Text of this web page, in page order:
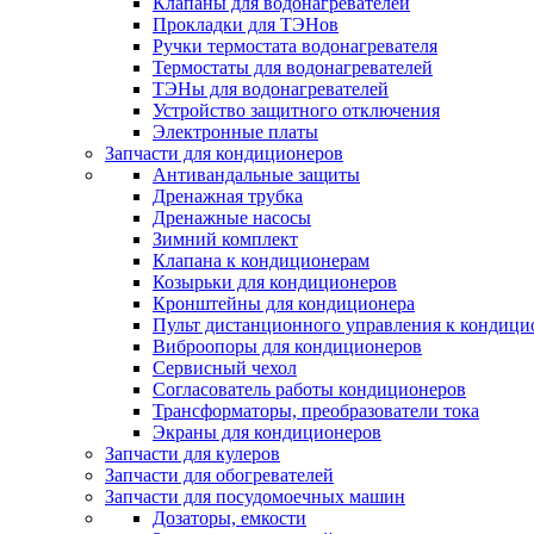
Прокладки для ТЭНов
Ручки термостата водонагревателя
Термостаты для водонагревателей
ТЭНы для водонагревателей
Устройство защитного отключения
Электронные платы
Запчасти для кондиционеров
Антивандальные защиты
Дренажная трубка
Дренажные насосы
Зимний комплект
Клапана к кондиционерам
Козырьки для кондиционеров
Кронштейны для кондиционера
Пульт дистанционного управления к
Виброопоры для кондиционеров
Сервисный чехол
Согласователь работы кондиционеров
Трансформаторы, преобразователи тока
Экраны для кондиционеров
Запчасти для кулеров
Запчасти для обогревателей
Запчасти для посудомоечных машин
Дозаторы, емкости